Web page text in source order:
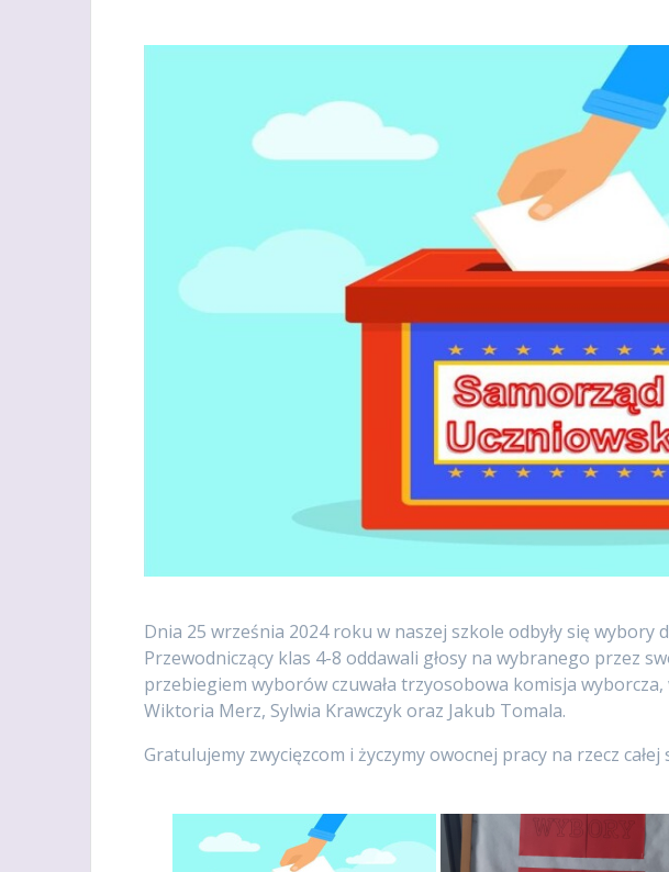
Dnia 25 września 2024 roku w naszej szkole odbyły się wybory
Przewodniczący klas 4-8 oddawali głosy na wybranego przez
przebiegiem wyborów czuwała trzyosobowa komisja
Wiktoria Merz, Sylwia Krawczyk oraz Jakub Tomala.
Gratulujemy zwycięzcom i życzymy owocnej pracy na rzecz całej